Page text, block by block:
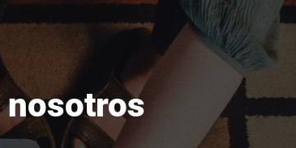
nosotros